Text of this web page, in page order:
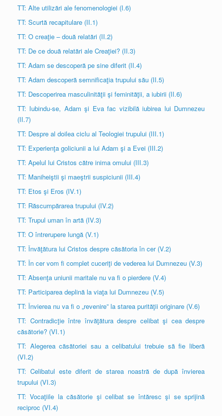
TT: Alte utilizări ale fenomenologiei (I.6)
TT: Scurtă recapitulare (II.1)
TT: O creaţie – două relatări (II.2)
TT: De ce două relatări ale Creaţiei? (II.3)
TT: Adam se descoperă pe sine diferit (II.4)
TT: Adam descoperă semnificaţia trupului său (II.5)
TT: Descoperirea masculinităţii şi feminităţii, a iubirii (II.6)
TT: Iubindu-se, Adam şi Eva fac vizibilă iubirea lui Dumnezeu
(II.7)
TT: Despre al doilea ciclu al Teologiei trupului (III.1)
TT: Experienţa goliciunii a lui Adam şi a Evei (III.2)
TT: Apelul lui Cristos către inima omului (III.3)
TT: Maniheiştii şi maeştrii suspiciunii (III.4)
TT: Etos şi Eros (IV.1)
TT: Răscumpărarea trupului (IV.2)
TT: Trupul uman în artă (IV.3)
TT: O întrerupere lungă (V.1)
TT: Învăţătura lui Cristos despre căsătoria în cer (V.2)
TT: În cer vom fi complet cuceriţi de vederea lui Dumnezeu (V.3)
TT: Absenţa uniunii maritale nu va fi o pierdere (V.4)
TT: Participarea deplină la viaţa lui Dumnezeu (V.5)
TT: Învierea nu va fi o „revenire” la starea purităţii originare (V.6)
TT: Contradicţie între învăţătura despre celibat şi cea despre
căsătorie? (VI.1)
TT: Alegerea căsătoriei sau a celibatului trebuie să fie liberă
(VI.2)
TT: Celibatul este diferit de starea noastră de după învierea
trupului (VI.3)
TT: Vocaţiile la căsătorie şi celibat se întăresc şi se sprijină
reciproc (VI.4)